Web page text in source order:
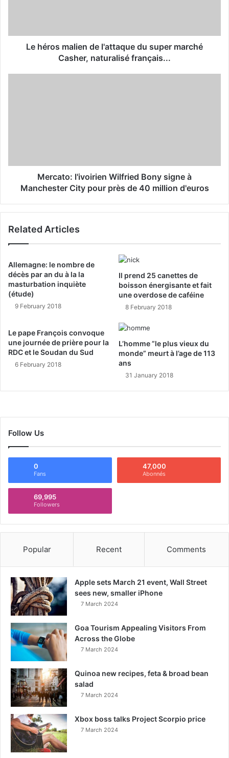
Le héros malien de l'attaque du super marché
Casher, naturalisé français...
Mercato: l'ivoirien Wilfried Bony signe à
Manchester City pour près de 40 million d'euros
Related Articles
Allemagne: le nombre de
décès par an du à la la
masturbation inquiète
(étude)
9 February 2018
Il prend 25 canettes de
boisson énergisante et fait
une overdose de caféine
8 February 2018
Le pape François convoque
une journée de prière pour la
RDC et le Soudan du Sud
6 February 2018
L’homme ”le plus vieux du
monde” meurt à l’age de 113
ans
31 January 2018
Follow Us
0
Fans
47,000
Abonnés
69,995
Followers
Popular Recent Comments
Apple sets March 21 event, Wall Street
sees new, smaller iPhone
7 March 2024
Goa Tourism Appealing Visitors From
Across the Globe
7 March 2024
Quinoa new recipes, feta & broad bean
salad
7 March 2024
Xbox boss talks Project Scorpio price
7 March 2024